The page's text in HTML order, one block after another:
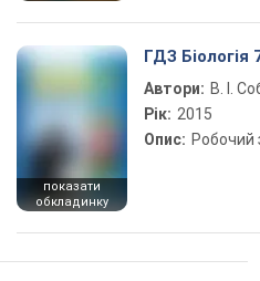
показати
обкладинку
ГДЗ Біологія
Автори: В. І.
Рік: 2015
Опис: Робочий